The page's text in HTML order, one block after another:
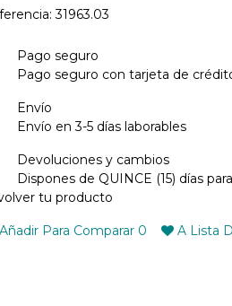
31963.03
Pago seguro
Pago seguro con tarjeta de
Envío
Envío en 3-5 días laborables
Devoluciones y cambios
Dispones de QUINCE (15) días
tu producto
Añadir Para Comparar 0 A Lista